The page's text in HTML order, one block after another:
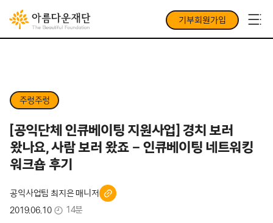
기부회원가입
주렁주렁
[공익단체 인큐베이팅 지원사업] 경치 보러
왔나요, 사람 보러 왔죠 – 인큐베이팅 네트워킹
워크숍 후기
공익사업팀 최지은 매니저
2019.06.10
14분